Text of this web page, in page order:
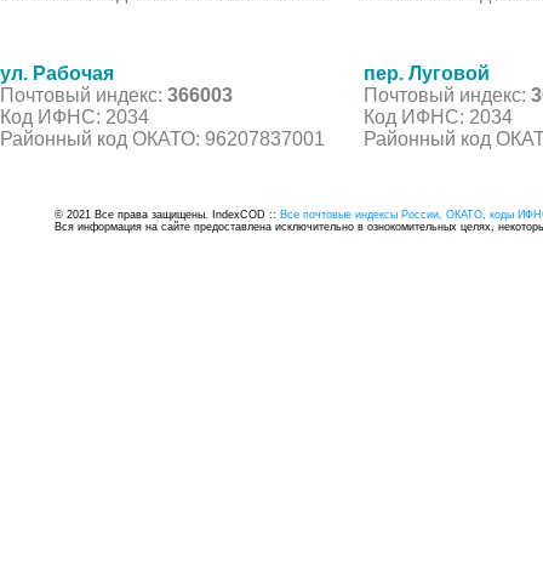
ул. Рабочая
Почтовый индекс: 366003
Код ИФНС: 2034
Районный код ОКАТО: 96207837001
пер. Луговой
Почтовый индекс:
Код ИФНС: 2034
Районный код
© 2021 Все права защищены. IndexCOD :: Все почтовые индексы России, ОКАТО, коды
Вся информация на сайте предоставлена исключительно в ознокомительных целях,